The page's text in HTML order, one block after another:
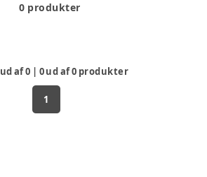
0 produkter
ud af0 | 0ud af0 produkter
1